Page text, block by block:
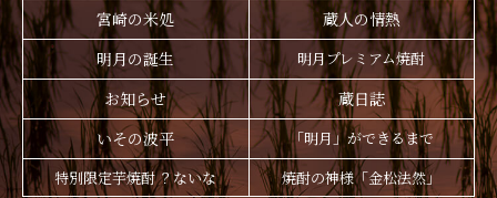
宮崎の米処
蔵人の情熱
明月の誕生
明月プレミアム焼酎
お知らせ
蔵日誌
いその波平
「明月」ができるまで
特別限定芋焼酎 ？ないな
焼酎の神様「金松法然」